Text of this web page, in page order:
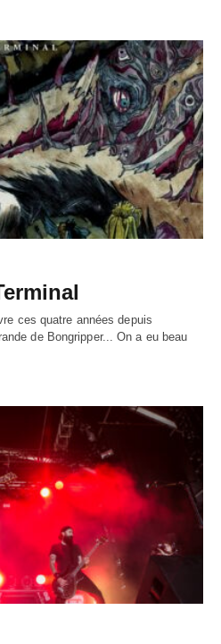
ces quatre années depuis
de Bongripper... On a eu beau